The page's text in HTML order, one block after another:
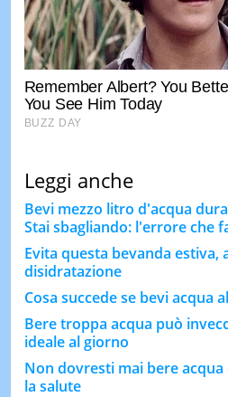
Leggi anche
Bevi mezzo litro d'acqua
Stai sbagliando: l'errore che
Evita questa bevanda estiva,
disidratazione
Cosa succede se bevi acqua
Bere troppa acqua può
ideale al giorno
Non dovresti mai bere
la salute